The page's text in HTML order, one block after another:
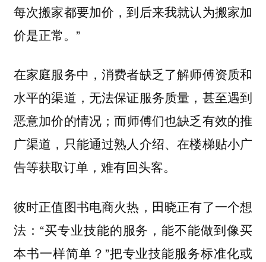
每次搬家都要加价，到后来我就认为搬家加
价是正常。”
在家庭服务中，消费者缺乏了解师傅资质和
水平的渠道，无法保证服务质量，甚至遇到
恶意加价的情况；而师傅们也缺乏有效的推
广渠道，只能通过熟人介绍、在楼梯贴小广
告等获取订单，难有回头客。
彼时正值图书电商火热，田晓正有了一个想
法：“买专业技能的服务，能不能做到像买
本书一样简单？”把专业技能服务标准化或